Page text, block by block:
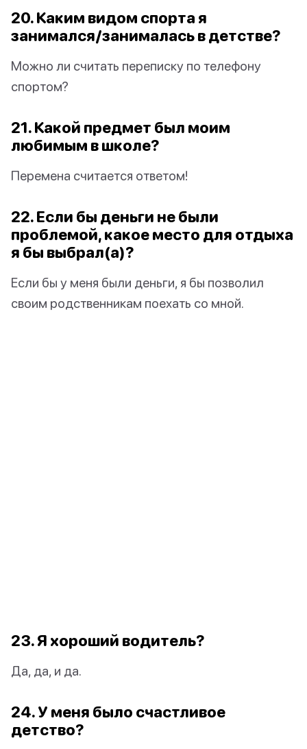
20. Каким видом спорта я
занимался/занималась в детстве?
Можно ли считать переписку по телефону
спортом?
21. Какой предмет был моим
любимым в школе?
Перемена считается ответом!
22. Если бы деньги не были
проблемой, какое место для отдыха
я бы выбрал(а)?
Если бы у меня были деньги, я бы позволил
своим родственникам поехать со мной.
23. Я хороший водитель?
Да, да, и да.
24. У меня было счастливое
детство?